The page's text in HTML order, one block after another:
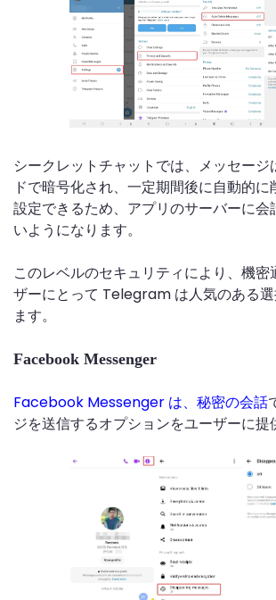
シークレットチャットでは、メッセージ
ドで暗号化され、一定期間後に自動的
設定できるため、アプリのサーバーに会
いようになります。
このレベルのセキュリティにより、機密
ザーにとって Telegram は人気のある
ます。
Facebook Messenger
Facebook Messenger は、秘密の会話
ジを送信するオプションをユーザーに提